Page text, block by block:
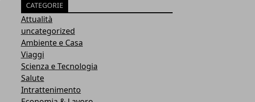
CATEGORIE
Attualità
uncategorized
Ambiente e Casa
Viaggi
Scienza e Tecnologia
Salute
Intrattenimento